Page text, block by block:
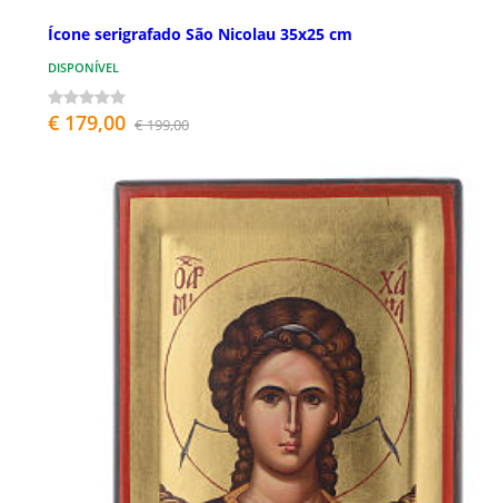
Ícone serigrafado São Nicolau 35x25 cm
DISPONÍVEL
€ 179,00 € 199,00